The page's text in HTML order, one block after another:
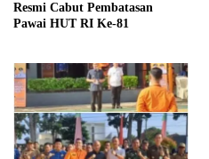
Resmi Cabut Pembatasan
Pawai HUT RI Ke-81